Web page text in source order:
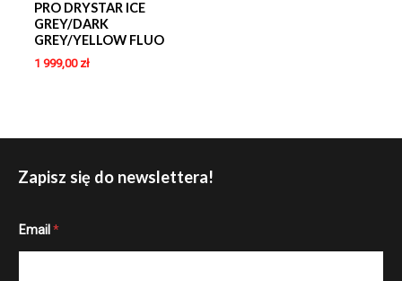
PRO DRYSTAR ICE
GREY/DARK
GREY/YELLOW FLUO
1 999,00 zł
Zapisz się do newslettera!
m
Email *